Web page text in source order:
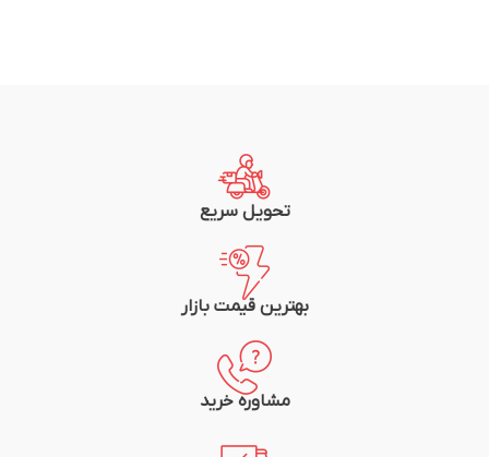
تحویل سریع
بهترین قیمت بازار
مشاوره خرید